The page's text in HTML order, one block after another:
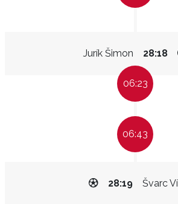
Jurík Šimon 28:18
06:23
06:43
Švarc
28:19